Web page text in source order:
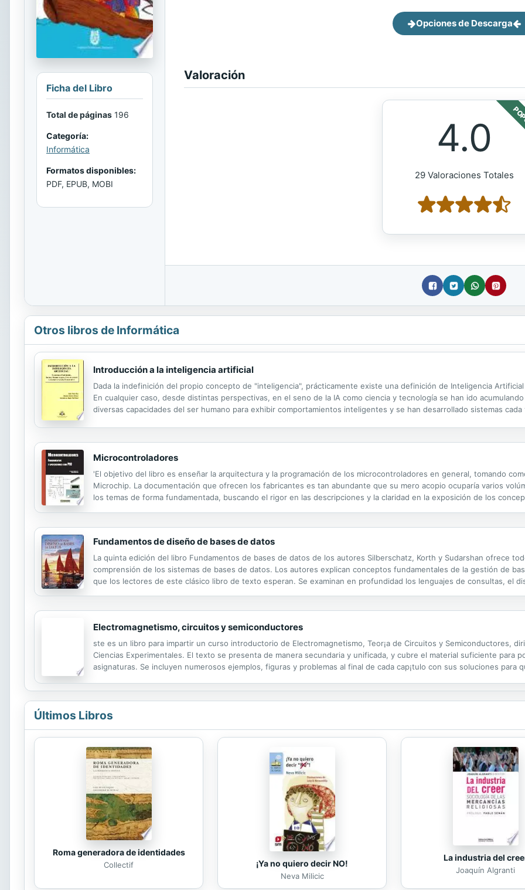
Ficha del Libro
Total de páginas 196
Categoría:
Informática
Formatos disponibles:
PDF, EPUB, MOBI
Opciones de Descarga
Valoración
4.0
29 Valoraciones Totales
Otros libros de Informática
Introducción a la inteligencia artificial
Dada la indefinición del propio concepto de "inteligencia", prácticamente existe una definición de Inteligencia
En cualquier caso, desde distintas perspectivas, en el seno de la IA como ciencia y tecnología se han ido
diversas capacidades del ser humano para exhibir comportamientos inteligentes y se han desarrollado sistemas
Microcontroladores
'El objetivo del libro es enseñar la arquitectura y la programación de los microcontroladores en general, tomando
Microchip. La documentación que ofrecen los fabricantes es tan abundante que su mero acopio ocuparía varios
los temas de forma fundamentada, buscando el rigor en las descripciones y la claridad en la exposición de los
Fundamentos de diseño de bases de datos
La quinta edición del libro Fundamentos de bases de datos de los autores Silberschatz, Korth y Sudarshan ofrece
comprensión de los sistemas de bases de datos. Los autores explican conceptos fundamentales de la gestión de
que los lectores de este clásico libro de texto esperan. Se examinan en profundidad los lenguajes de consultas, el
Electromagnetismo, circuitos y semiconductores
ste es un libro para impartir un curso introductorio de Electromagnetismo, Teor¡a de Circuitos y Semiconductores,
Ciencias Experimentales. El texto se presenta de manera secundaria y unificada, y cubre el material suficiente para
asignaturas. Se incluyen numerosos ejemplos, figuras y problemas al final de cada cap¡tulo con sus soluciones para
Últimos Libros
Roma generadora de identidades
Collectif ¡Ya no quiero decir NO!
Neva Milicic
La industria del
Joaquín Algranti